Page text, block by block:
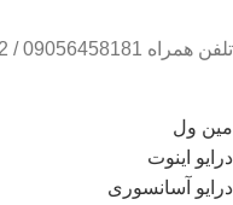
تلفن همراه 09056458181 / 09056458282
مین ول
درایو اینوت
درایو آسانسوری